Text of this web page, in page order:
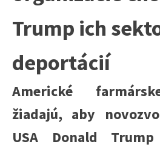
Trump ich
deportácií
Americké
žiadajú, aby
USA Donald